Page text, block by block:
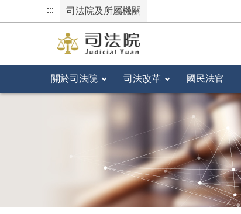
::: 司法院及所屬機關
關於司法院 司法改革 國民法官